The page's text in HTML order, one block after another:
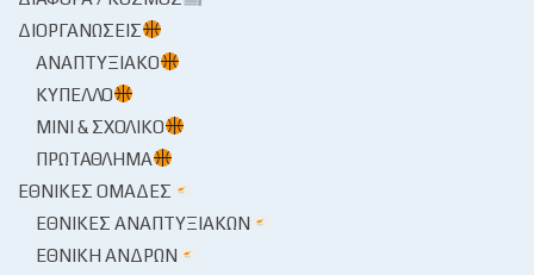
ΔΙΟΡΓΑΝΏΣΕΙΣ
ΑΝΑΠΤΥΞΙΑΚΌ
ΚΎΠΕΛΛΟ
ΜΊΝΙ & ΣΧΟΛΙΚΌ
ΠΡΩΤΆΘΛΗΜΑ
ΕΘΝΙΚΈΣ ΟΜΆΔΕΣ
ΕΘΝΙΚΈΣ ΑΝΑΠΤΥΞΙΑΚΏΝ
ΕΘΝΙΚΉ ΑΝΔΡΏΝ